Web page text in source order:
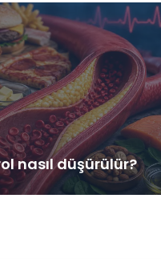
nasıl düşürülür?